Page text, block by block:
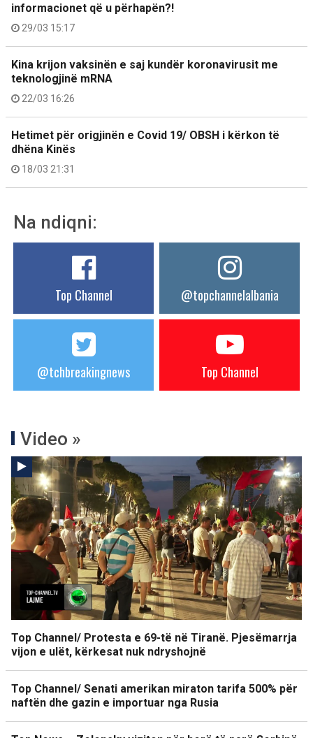
informacionet që u përhapën?!
29/03 15:17
Kina krijon vaksinën e saj kundër koronavirusit me
teknologjinë mRNA
22/03 16:26
Hetimet për origjinën e Covid 19/ OBSH i kërkon të
dhëna Kinës
18/03 21:31
Na ndiqni:
Top Channel @topchannelalbania
@tchbreakingnews Top Channel
Video »
Top Channel/ Protesta e 69-të në Tiranë. Pjesëmarrja
vijon e ulët, kërkesat nuk ndryshojnë
Top Channel/ Senati amerikan miraton tarifa 500% për
naftën dhe gazin e importuar nga Rusia